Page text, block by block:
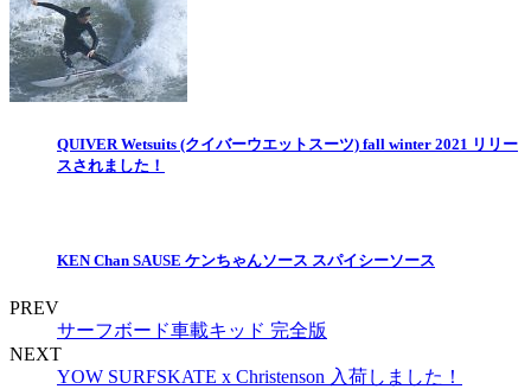
QUIVER Wetsuits (クイバーウエットスーツ) fall winter 2021 リリー
スされました！
KEN Chan SAUSE ケンちゃんソース スパイシーソース
PREV
サーフボード車載キッド 完全版
NEXT
YOW SURFSKATE x Christenson 入荷しました！